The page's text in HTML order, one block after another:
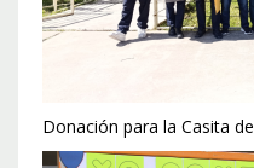
Donación para la Casita